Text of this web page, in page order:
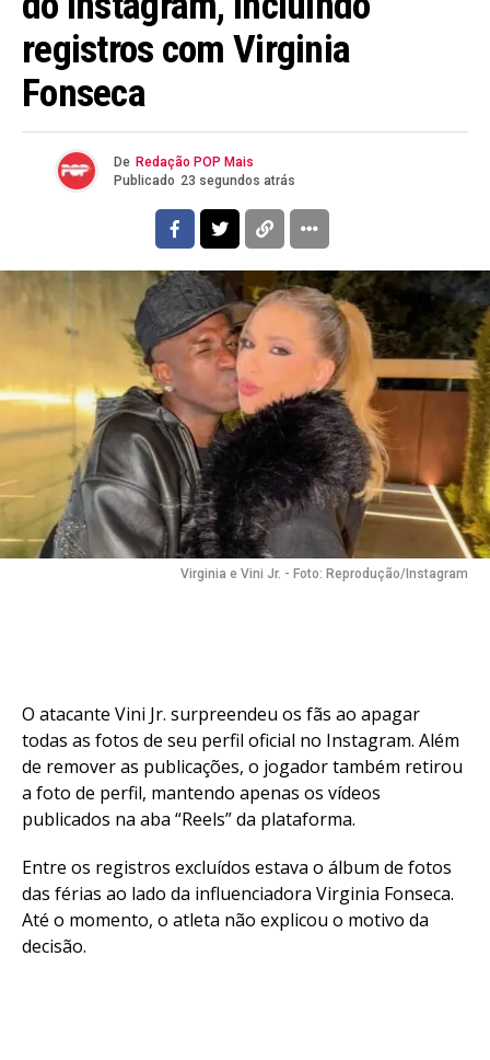
registros com Virginia
Fonseca
De Redação POP Mais
Publicado 23 segundos atrás
Virginia e Vini Jr. - Foto: Reprodução/Instagram
O atacante Vini Jr. surpreendeu os fãs ao apagar
todas as fotos de seu perfil oficial no Instagram. Além
de remover as publicações, o jogador também retirou
a foto de perfil, mantendo apenas os vídeos
publicados na aba “Reels” da plataforma.
Entre os registros excluídos estava o álbum de fotos
das férias ao lado da influenciadora Virginia Fonseca.
Até o momento, o atleta não explicou o motivo da
decisão.
Flipboard
Reddit
Pinterest
Whatsapp
Email